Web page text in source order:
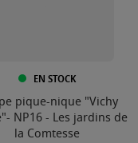
EN STOCK
pique-nique "Vichy
NP16 - Les jardins de
la Comtesse